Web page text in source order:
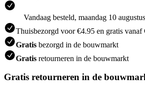
Vandaag besteld, maandag 10
Thuisbezorgd voor €4.95 en gratis vanaf
Gratis bezorgd in de bouwmarkt
Gratis retourneren in de bouwmarkt
Gratis retourneren in de